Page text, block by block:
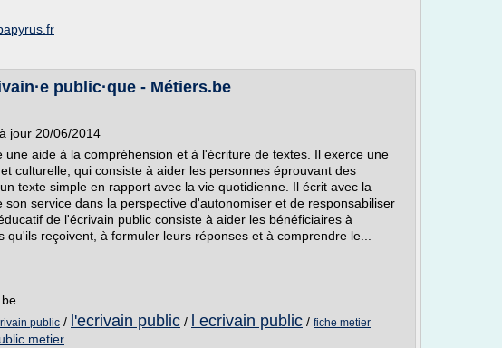
public·que - Métiers.be
jour 20/06/2014
une aide à la compréhension et à l'écriture de textes. Il exerce une
culturelle, qui consiste à aider les personnes éprouvant des
texte simple en rapport avec la vie quotidienne. Il écrit avec la
son service dans la perspective d'autonomiser et de responsabiliser
de l'écrivain public consiste à aider les bénéficiaires à
qu'ils reçoivent, à formuler leurs réponses et à comprendre le...
public / l'ecrivain public / l ecrivain public / fiche metier
metier